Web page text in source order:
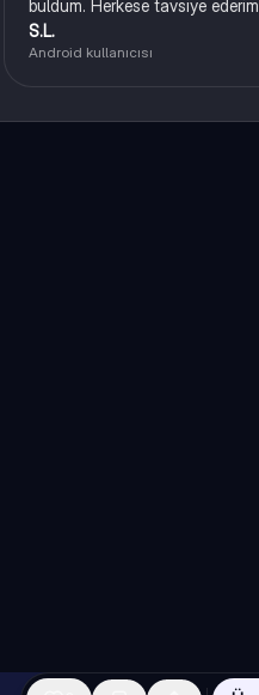
buldum. Herkese tavsiye
S.L.
Android kullanıcısı